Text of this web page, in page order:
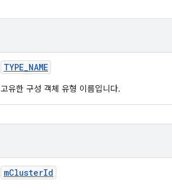
TYPE_NAME
고유한 구성 객체 유형 이름입니다.
mClusterId